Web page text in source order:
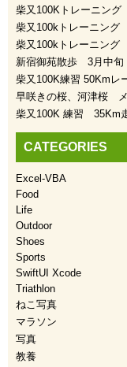
柴又100Kトレーニン
柴又100kトレーニング
柴又100kトレーニン
新宿御苑散歩 3月中
柴又100K練習 50Km
早咲きの桜、河津桜
柴又100K 練習 35Km
CATEGORIES
Excel-VBA
Food
Life
Outdoor
Shoes
Sports
SwiftUI Xcode
Triathlon
ねこ写真
マラソン
写真
教養